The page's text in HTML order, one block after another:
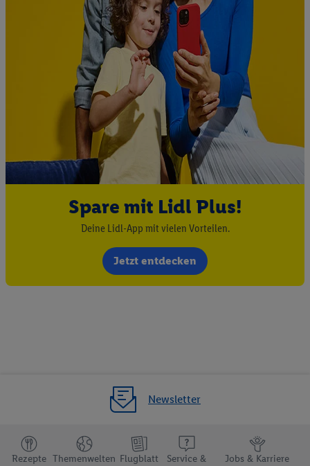
Spare mit Lidl Plus!
Deine Lidl-App mit vielen Vorteilen.
Jetzt entdecken
Newsletter
Rezepte Themenwelten Flugblatt
Service &
Jobs & Karriere